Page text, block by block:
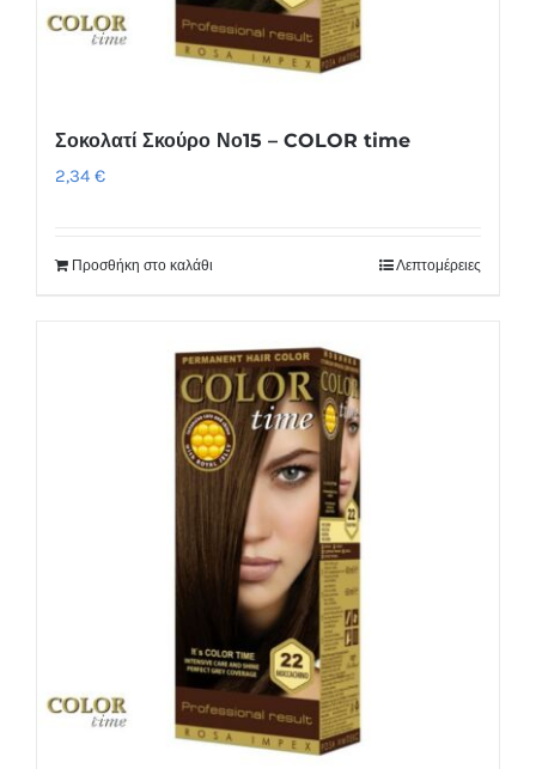
Σοκολατί Σκούρο Νο15 – COLOR time
2,34 €
Προσθήκη στο καλάθι Λεπτομέρειες